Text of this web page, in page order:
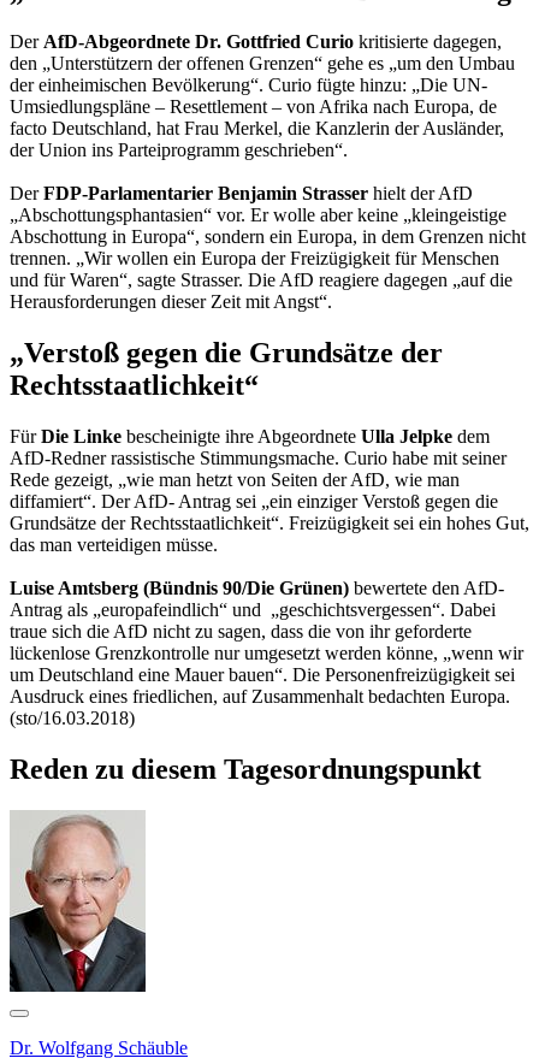
Der AfD-Abgeordnete Dr. Gottfried Curio kritisierte dagegen,
den „Unterstützern der offenen Grenzen“ gehe es „um den Umbau
der einheimischen Bevölkerung“. Curio fügte hinzu: „Die UN-
Umsiedlungspläne – Resettlement – von Afrika nach Europa, de
facto Deutschland, hat Frau Merkel, die Kanzlerin der Ausländer,
der Union ins Parteiprogramm geschrieben“.
DerFDP-Parlamentarier Benjamin Strasser hielt der AfD
„Abschottungsphantasien“ vor. Er wolle aber keine „kleingeistige
Abschottung in Europa“, sondern ein Europa, in dem Grenzen nicht
trennen. „Wir wollen ein Europa der Freizügigkeit für Menschen
und für Waren“, sagte Strasser. Die AfD reagiere dagegen „auf die
Herausforderungen dieser Zeit mit Angst“.
„Verstoß gegen die Grundsätze der
Rechtsstaatlichkeit“
FürDie Linke bescheinigte ihre Abgeordnete Ulla Jelpke dem
AfD-Redner rassistische Stimmungsmache. Curio habe mit seiner
Rede gezeigt, „wie man hetzt von Seiten der AfD, wie man
diffamiert“. Der AfD- Antrag sei „ein einziger Verstoß gegen die
Grundsätze der Rechtsstaatlichkeit“. Freizügigkeit sei ein hohes Gut,
das man verteidigen müsse.
Luise Amtsberg (Bündnis 90/Die Grünen) bewertete den AfD-
Antrag als „europafeindlich“ und „geschichtsvergessen“. Dabei
traue sich die AfD nicht zu sagen, dass die von ihr geforderte
lückenlose Grenzkontrolle nur umgesetzt werden könne, „wenn wir
um Deutschland eine Mauer bauen“. Die Personenfreizügigkeit sei
Ausdruck eines friedlichen, auf Zusammenhalt bedachten Europa.
(sto/16.03.2018)
Reden zu diesem Tagesordnungspunkt
Dr. Wolfgang Schäuble